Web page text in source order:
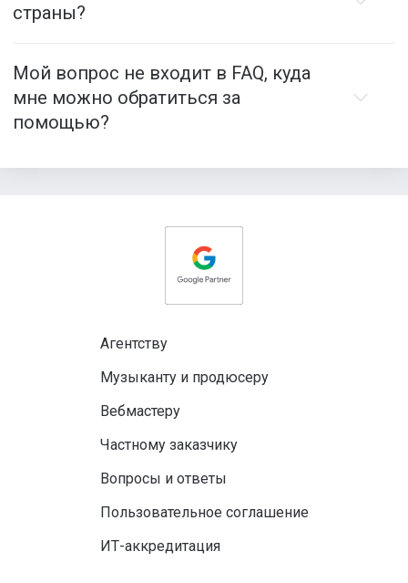
страны?
Мой вопрос не входит в FAQ, куда
мне можно обратиться за
помощью?
Агентству
Музыканту и продюсеру
Вебмастеру
Частному заказчику
Вопросы и ответы
Пользовательное соглашение
ИТ-аккредитация